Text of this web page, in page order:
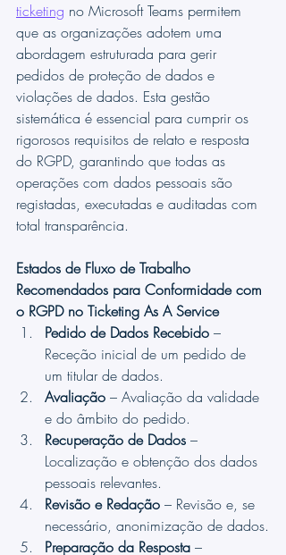
ticketing no Microsoft Teams permitem
que as organizações adotem uma
abordagem estruturada para gerir
pedidos de proteção de dados e
violações de dados. Esta gestão
sistemática é essencial para cumprir os
rigorosos requisitos de relato e resposta
do RGPD, garantindo que todas as
operações com dados pessoais são
registadas, executadas e auditadas com
total transparência.
Estados de Fluxo de Trabalho
Recomendados para Conformidade com
o RGPD no Ticketing As A Service
Pedido de Dados Recebido –
Receção inicial de um pedido de
um titular de dados.
Avaliação – Avaliação da validade
e do âmbito do pedido.
Recuperação de Dados –
Localização e obtenção dos dados
pessoais relevantes.
Revisão e Redação – Revisão e, se
necessário, anonimização de dados.
Preparação da Resposta –